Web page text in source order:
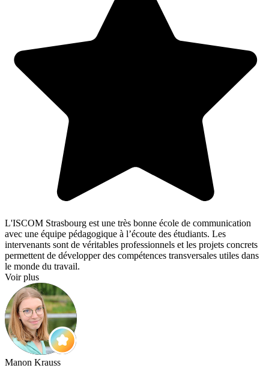
L'ISCOM Strasbourg est une très bonne école de communication
avec une équipe pédagogique à l’écoute des étudiants. Les
intervenants sont de véritables professionnels et les projets concrets
permettent de développer des compétences transversales utiles dans
le monde du travail.
Voir plus
Manon Krauss